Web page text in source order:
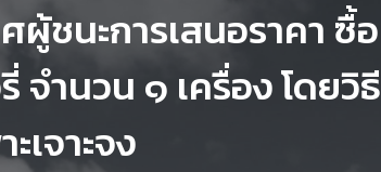
ผู้ชนะการเสนอราคา ซื้อ
จำนวน ๑ เครื่อง โดยวิธี
ะเจาะจง